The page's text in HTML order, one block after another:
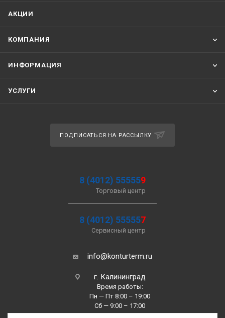
АКЦИИ
КОМПАНИЯ
ИНФОРМАЦИЯ
УСЛУГИ
ПОДПИСАТЬСЯ НА РАССЫЛКУ
8 (4012) 555559
Торговый центр
8 (4012) 555557
Сервисный центр
info@konturterm.ru
г. Калининград
Время работы:
Пн — Пт 8:00 – 19:00
Сб — 9:00 – 17:00
Вс —10:00 – 16:00